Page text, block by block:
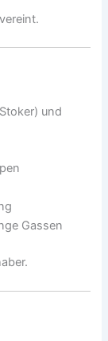
und
Gassen